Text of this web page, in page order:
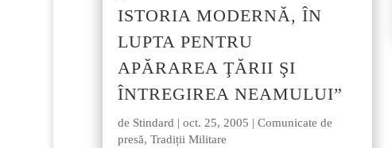
ISTORIA MODERNĂ, ÎN
LUPTA PENTRU
APĂRAREA ŢĂRII ŞI
ÎNTREGIREA NEAMULUI”
de Stindard | oct. 25, 2005 | Comunicate de
presă, Tradiții Militare